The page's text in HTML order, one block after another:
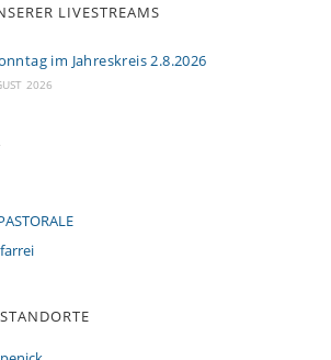
LIVESTREAMS
im Jahreskreis 2.8.2026
2026